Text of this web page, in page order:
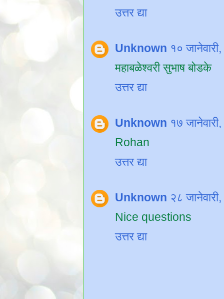
उत्तर द्या
Unknown १०
महाबळेश्वरी सुभाष बोडके
उत्तर द्या
Unknown १७
Rohan
उत्तर द्या
Unknown २८
Nice questions
उत्तर द्या